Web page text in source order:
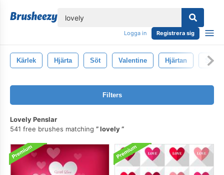
Logga in Registrera sig
Kärlek Hjärta Söt Valentine Hjärtan
Filters
Lovely Penslar
541 free brushes matching
lovely